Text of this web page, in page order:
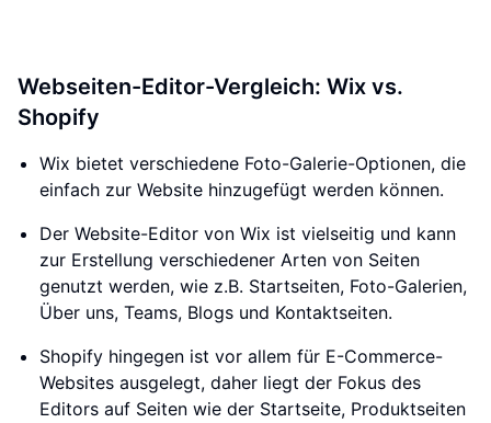
Webseiten-Editor-Vergleich: Wix vs.
Shopify
Wix bietet verschiedene Foto-Galerie-Optionen, die
einfach zur Website hinzugefügt werden können.
Der Website-Editor von Wix ist vielseitig und kann
zur Erstellung verschiedener Arten von Seiten
genutzt werden, wie z.B. Startseiten, Foto-Galerien,
Über uns, Teams, Blogs und Kontaktseiten.
Shopify hingegen ist vor allem für E-Commerce-
Websites ausgelegt, daher liegt der Fokus des
Editors auf Seiten wie der Startseite, Produktseiten